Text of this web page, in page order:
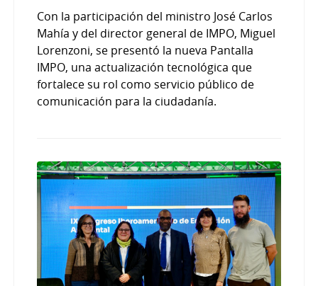
Con la participación del ministro José Carlos
Mahía y del director general de IMPO, Miguel
Lorenzoni, se presentó la nueva Pantalla
IMPO, una actualización tecnológica que
fortalece su rol como servicio público de
comunicación para la ciudadanía.